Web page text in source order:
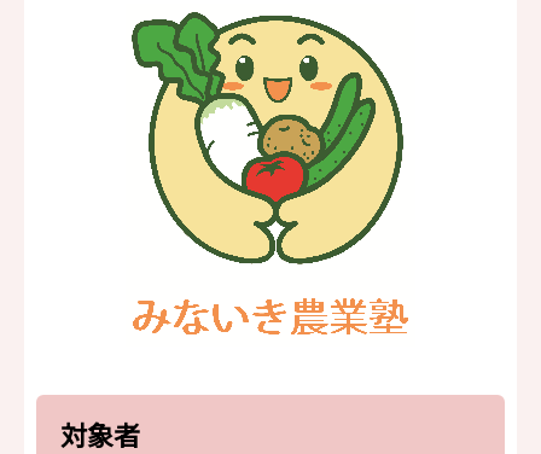
対象者